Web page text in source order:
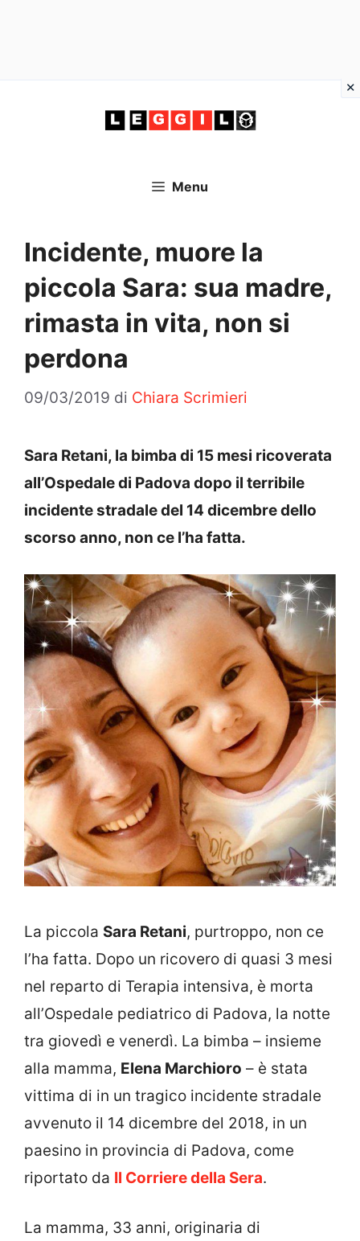
Menu
Incidente, muore la
piccola Sara: sua madre,
rimasta in vita, non si
perdona
09/03/2019 di Chiara Scrimieri
Sara Retani, la bimba di 15 mesi ricoverata
all’Ospedale di Padova dopo il terribile
incidente stradale del 14 dicembre dello
scorso anno, non ce l’ha fatta.
La piccola Sara Retani, purtroppo, non ce
l’ha fatta. Dopo un ricovero di quasi 3 mesi
nel reparto di Terapia intensiva, è morta
all’Ospedale pediatrico di Padova, la notte
tra giovedì e venerdì. La bimba – insieme
alla mamma, Elena Marchioro – è stata
vittima di in un tragico incidente stradale
avvenuto il 14 dicembre del 2018, in un
paesino in provincia di Padova, come
riportato da Il Corriere della Sera.
La mamma, 33 anni, originaria di